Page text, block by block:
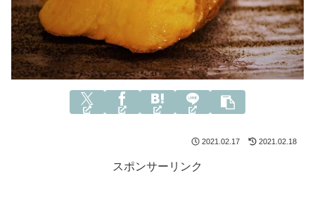
2021.02.17 2021.02.18
スポンサーリンク